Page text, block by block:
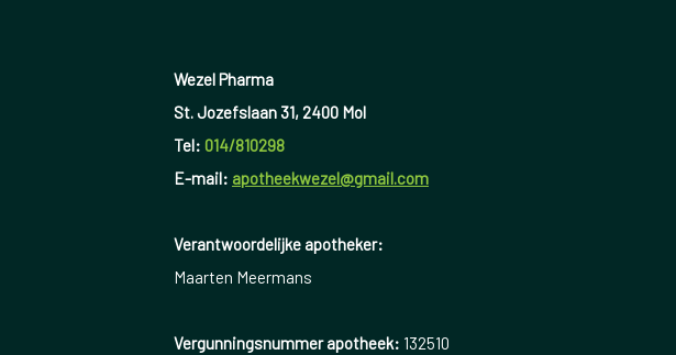
Wezel Pharma
St. Jozefslaan 31, 2400 Mol
Tel: 014/810298
E-mail: apotheekwezel@gmail.com
Verantwoordelijke apotheker:
Maarten Meermans
Vergunningsnummer apotheek: 132510